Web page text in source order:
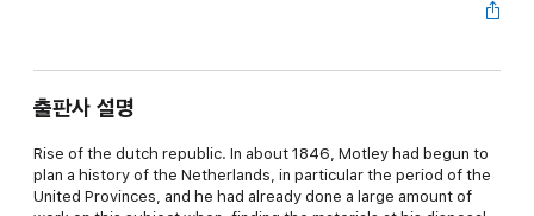
출판사 설명
Rise of the dutch republic. In about 1846, Motley had begun to
plan a history of the Netherlands, in particular the period of the
United Provinces, and he had already done a large amount of